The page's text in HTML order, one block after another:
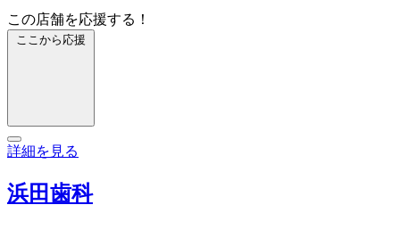
この店舗を応援する！
ここから応援
詳細を見る
浜田歯科